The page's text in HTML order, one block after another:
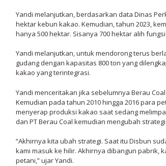
Yandi melanjutkan, berdasarkan data Dinas
hektar kebun kakao. Kemudian, tahun 2023,
hanya 500 hektar. Sisanya 700 hektar alih
Yandi melanjutkan, untuk mendorong terus
gudang dengan kapasitas 800 ton yang
kakao yang terintegrasi.
Yandi menceritakan jika sebelumnya Berau
Kemudian pada tahun 2010 hingga 2016 para
menyerap produksi kakao saat sedang
dan PT Berau Coal kemudian mengubah
“Akhirnya kita ubah strategi. Saat itu Disbun
kami masuk ke hilir. Akhirnya dibangun pabrik,
petani,” ujar Yandi.